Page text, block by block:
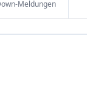
Meldungen